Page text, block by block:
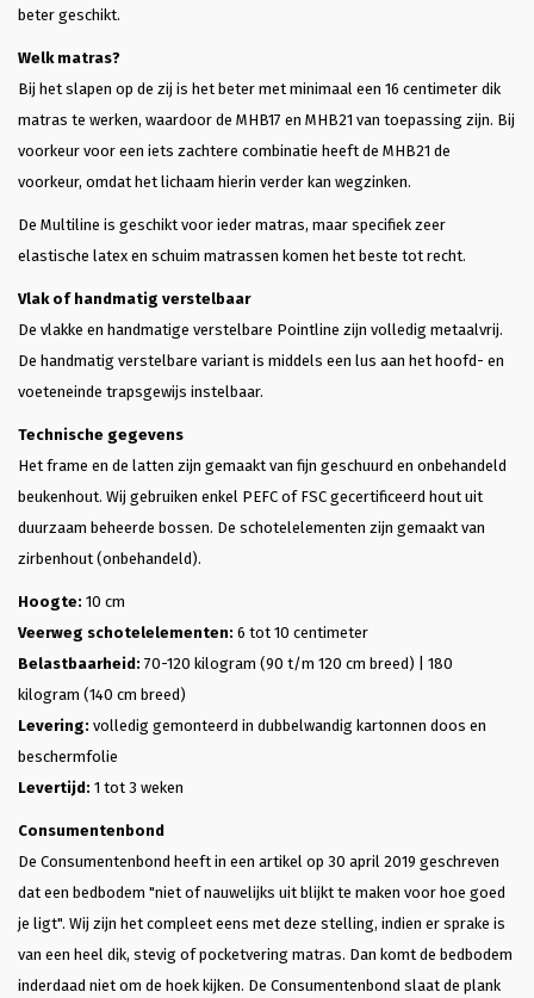
beter geschikt.
Welk matras?
Bij het slapen op de zij is het beter met minimaal een 16 centimeter dik
matras te werken, waardoor de MHB17 en MHB21 van toepassing zijn. Bij
voorkeur voor een iets zachtere combinatie heeft de MHB21 de
voorkeur, omdat het lichaam hierin verder kan wegzinken.
De Multiline is geschikt voor ieder matras, maar specifiek zeer
elastische latex en schuim matrassen komen het beste tot recht.
Vlak of handmatig verstelbaar
De vlakke en handmatige verstelbare Pointline zijn volledig metaalvrij.
De handmatig verstelbare variant is middels een lus aan het hoofd- en
voeteneinde trapsgewijs instelbaar.
Technische gegevens
Het frame en de latten zijn gemaakt van fijn geschuurd en onbehandeld
beukenhout. Wij gebruiken enkel PEFC of FSC gecertificeerd hout uit
duurzaam beheerde bossen. De schotelelementen zijn gemaakt van
zirbenhout (onbehandeld).
Hoogte: 10 cm
Veerweg schotelelementen: 6 tot 10 centimeter
Belastbaarheid: 70-120 kilogram (90 t/m 120 cm breed) | 180
kilogram (140 cm breed)
Levering: volledig gemonteerd in dubbelwandig kartonnen doos en
beschermfolie
Levertijd: 1 tot 3 weken
Consumentenbond
De Consumentenbond heeft in een artikel op 30 april 2019 geschreven
dat een bedbodem "niet of nauwelijks uit blijkt te maken voor hoe goed
je ligt". Wij zijn het compleet eens met deze stelling, indien er sprake is
van een heel dik, stevig of pocketvering matras. Dan komt de bedbodem
inderdaad niet om de hoek kijken. De Consumentenbond slaat de plank